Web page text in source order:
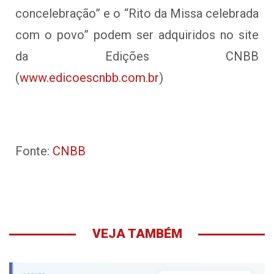
concelebração” e o “Rito da Missa celebrada
com o povo” podem ser adquiridos no site
da Edições CNBB
(www.edicoescnbb.com.br)
Fonte: CNBB
VEJA TAMBÉM